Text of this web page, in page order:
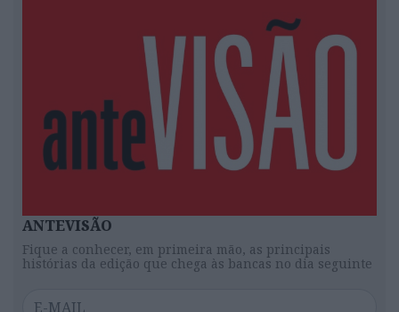
ANTEVISÃO
Fique a conhecer, em primeira mão, as principais
histórias da edição que chega às bancas no dia seguinte